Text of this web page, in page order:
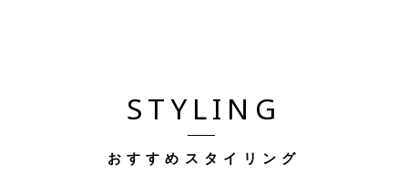
STYLING
おすすめスタイリング